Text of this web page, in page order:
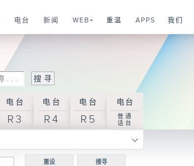
电台 新闻 WEB+ 重温 APPS 我们
电台
R3
电台
R4
电台
R5
电台
普通
话台
搜寻
重设